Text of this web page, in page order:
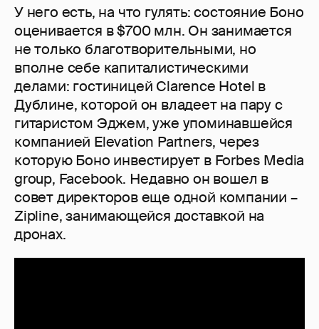
У него есть, на что гулять: состояние Боно
оценивается в $700 млн. Он занимается
не только благотворительными, но
вполне себе капиталистическими
делами: гостиницей Clarence Hotel в
Дублине, которой он владеет на пару с
гитаристом Эджем, уже упоминавшейся
компанией Elevation Partners, через
которую Боно инвестирует в Forbes Media
group, Facebook. Недавно он вошел в
совет директоров еще одной компании –
Zipline, занимающейся доставкой на
дронах.